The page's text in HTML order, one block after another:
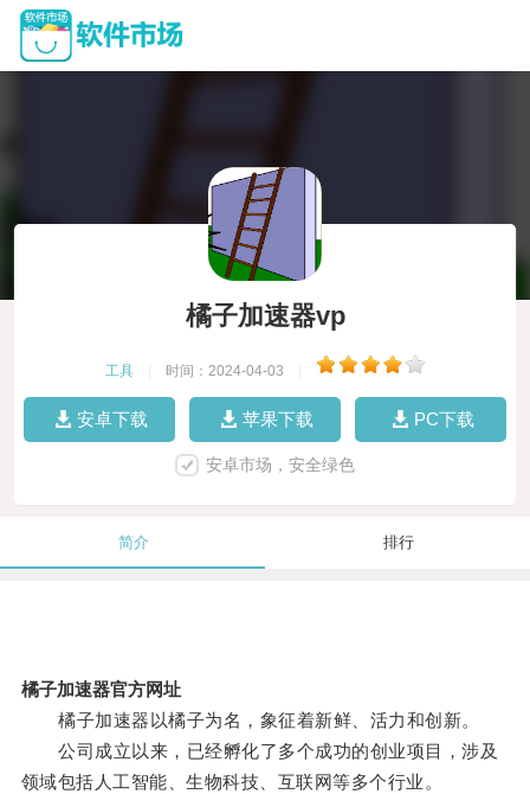
橘子加速器vp
工具 时间：2024-04-03
安卓下载 苹果下载 PC下载
安卓市场，安全绿色
简介 排行
橘子加速器官方网址
橘子加速器以橘子为名，象征着新鲜、活力和创新。
公司成立以来，已经孵化了多个成功的创业项目，涉及
领域包括人工智能、生物科技、互联网等多个行业。